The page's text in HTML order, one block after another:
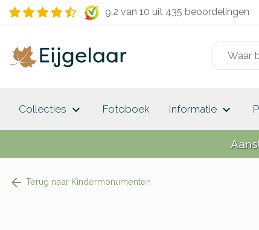
9.2 van 10 uit 435 beoordelingen
Collecties keyboard_arrow_down Fotoboek Informatie keyboard_arrow_down
Terug naar Kindermonumenten